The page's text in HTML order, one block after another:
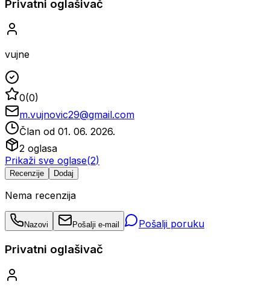
Privatni oglašivač
vujne
0(0)
m.vujnovic29@gmail.com
Član od 01. 06. 2026.
2 oglasa
Prikaži sve oglase(2)
Recenzije Dodaj
Nema recenzija
Nazovi Pošalji e-mail Pošalji poruku
Privatni oglašivač